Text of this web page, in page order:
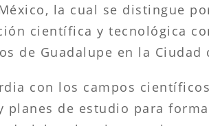
la cual se distingue
científica y tecnológica
de Guadalupe en la Ciudad
con los campos
planes de estudio para